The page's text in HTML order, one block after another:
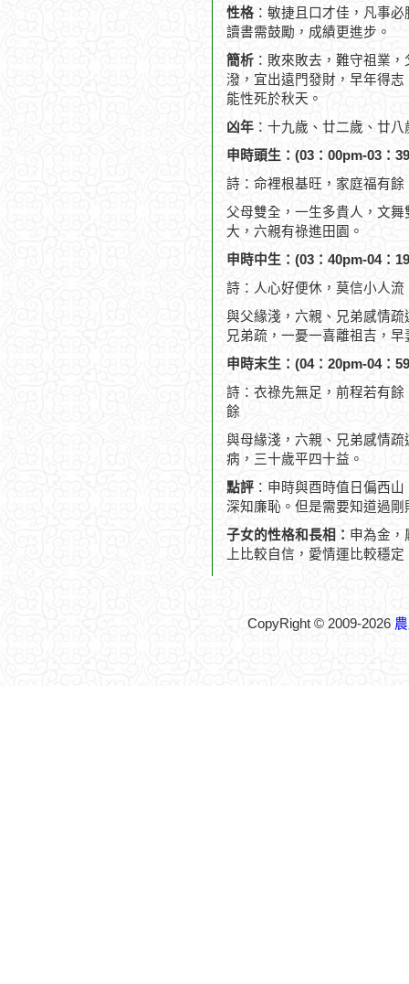
性格 ：敏捷且口才佳，凡事
讀書需鼓勵，成績更進步。
簡析 ：敗來敗去，難守祖業
潑，宜出遠門發財，早年得
能性死於秋天。
凶年 ：十九歲、廿二歲、廿
申時頭生：(03：00pm-03：
詩：命裡根基旺，家庭福有
父母雙全，一生多貴人，文
大，六親有祿進田園。
申時中生：(03：40pm-04：
詩：人心好便休，莫信小人
與父緣淺，六親、兄弟感情
兄弟疏，一憂一喜離祖吉，
申時末生：(04：20pm-04：
詩：衣祿先無足，前程若有
餘
與母緣淺，六親、兄弟感情
病，三十歲平四十益。
點評 ：申時與酉時值日偏西
深知廉恥。但是需要知道過剛
子女的性格和長相： 申為金，
上比較自信，愛情運比較穩定
CopyRight © 2009-2026